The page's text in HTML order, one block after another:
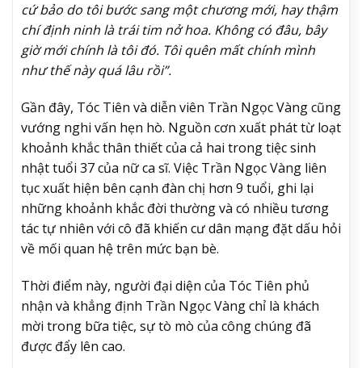
cứ bảo do tôi bước sang một chương mới, hay thậm
chí định ninh là trái tim nở hoa. Không có đâu, bây
giờ mới chính là tôi đó. Tôi quên mất chính mình
như thế này quá lâu rồi”.
Gần đây, Tóc Tiên và diễn viên Trần Ngọc Vàng cũng
vướng nghi vấn hẹn hò. Nguồn cơn xuất phát từ loạt
khoảnh khắc thân thiết của cả hai trong tiệc sinh
nhật tuổi 37 của nữ ca sĩ. Việc Trần Ngọc Vàng liên
tục xuất hiện bên cạnh đàn chị hơn 9 tuổi, ghi lại
những khoảnh khắc đời thường và có nhiều tương
tác tự nhiên với cô đã khiến cư dân mạng đặt dấu hỏi
về mối quan hệ trên mức bạn bè.
Thời điểm này, người đại diện của Tóc Tiên phủ
nhận và khẳng định Trần Ngọc Vàng chỉ là khách
mời trong bữa tiệc, sự tò mò của công chúng đã
được đẩy lên cao.